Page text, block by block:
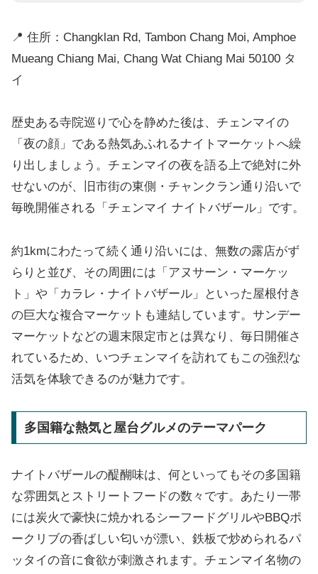
📍 住所：Changklan Rd, Tambon Chang Moi, Amphoe
Mueang Chiang Mai, Chang Wat Chiang Mai 50100 タ
イ
歴史ある寺院巡りで心を静めた後は、チェンマイの
「夜の顔」である熱気あふれるナイトマーケットへ繰
り出しましょう。チェンマイの夜を語る上で絶対に外
せないのが、旧市街の東側・チャンクラン通り沿いで
毎晩開催される「チェンマイ ナイトバザール」です。
約1kmにわたって続く通り沿いには、無数の露店がず
らりと並び、その周囲には「アヌサーン・マーケッ
ト」や「カラレ・ナイトバザール」といった屋根付き
の巨大な複合マーケットも連結しています。サンデー
マーケットなどの週末限定市とは異なり、毎日開催さ
れているため、いつチェンマイを訪れてもこの強烈な
活気を体験できるのが魅力です。
多国籍な熱気と屋台グルメのテーマパーク
ナイトバザールの醍醐味は、何といってもその多国籍
な雰囲気とストリートフードの数々です。あたり一帯
には炭火で豪快に焼かれるシーフードグリルやBBQポ
ークリブの香ばしい匂いが漂い、鉄板で炒められるパ
ッタイの音に食欲が刺激されます。チェンマイ名物の